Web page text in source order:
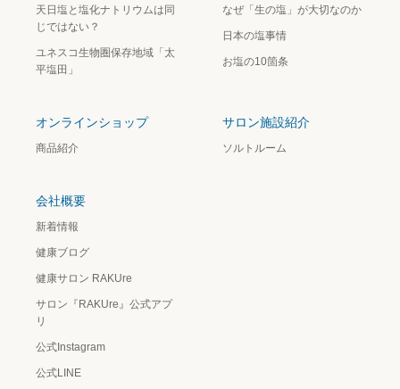
天日塩と塩化ナトリウムは同
じではない？
ユネスコ生物圏保存地域「太
平塩田」
なぜ「生の塩」が大切なのか
日本の塩事情
お塩の10箇条
オンラインショップ
商品紹介
サロン施設紹介
ソルトルーム
会社概要
新着情報
健康ブログ
健康サロン RAKUre
サロン『RAKUre』公式アプ
リ
公式Instagram
公式LINE